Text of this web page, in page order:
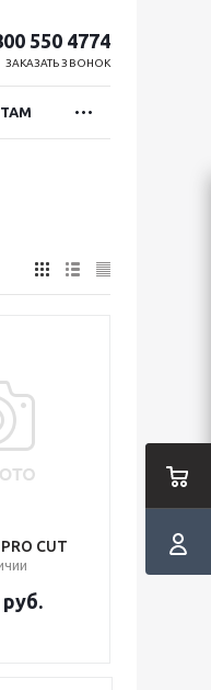
550 4774
ЗАКАЗАТЬ ЗВОНОК
CUT